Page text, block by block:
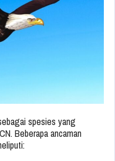
spesies yang
Beberapa ancaman